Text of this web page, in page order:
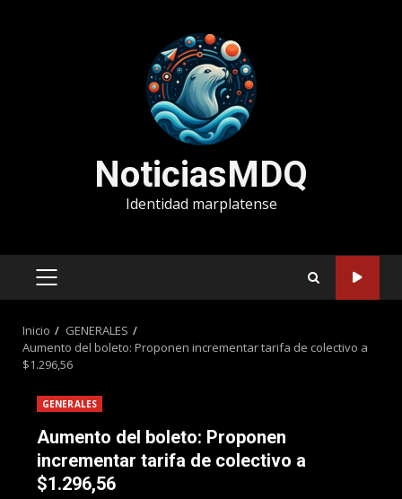
NoticiasMDQ
Identidad marplatense
MENÚ
Inicio
GENERALES
Aumento del boleto: Proponen incrementar tarifa de colectivo a
$1.296,56
GENERALES
Aumento del boleto: Proponen
incrementar tarifa de colectivo a
$1.296,56